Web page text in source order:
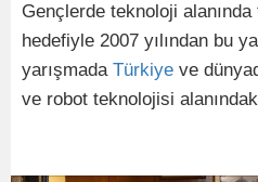
Gençlerde teknoloji alanında
hedefiyle 2007 yılından bu
yarışmada Türkiye ve
ve robot teknolojisi